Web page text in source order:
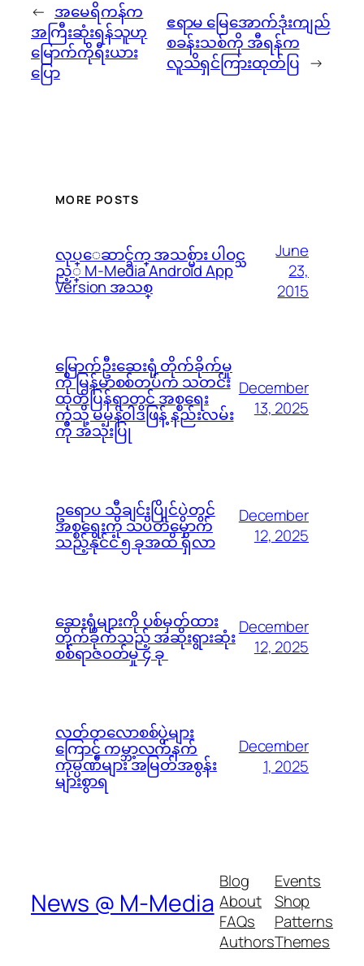
← အမေရိကန်က
အကြီးဆုံးရန်သူဟု
မြောက်ကိုရီးယား
ပြော
ဧရာမ မြေအောက်ဒုံးကျည်
စခန်းသစ်ကို အီရန်က
လူသိရှင်ကြားထုတ်ပြ →
MORE POSTS
လုပ္ေဆာင္ခ်က္ အသစ္မ်ား ပါဝင္သ
ည့္ M-Media Android App
Version အသစ္
June
23,
2015
မြောက်ဦးဆေးရုံ တိုက်ခိုက်မှု
ကို မြန်မာစစ်တပ်က သတင်း
ထုတ်ပြန်ရာတွင် အစ္စရေး
ကဲ့သို့ မမှန်၀ါဒဖြန့် နည်းလမ်း
ကို အသုံးပြု
December
13, 2025
ဥရောပ သီချင်းပြိုင်ပွဲတွင်
အစ္စရေးကို သပိတ်မှောက်
သည့်နိုင်ငံ ၅ ခုအထိ ရှိလာ
December
12, 2025
ဆေးရုံများကို ပစ်မှတ်ထား
တိုက်ခိုက်သည့် အဆိုးရွားဆုံး
စစ်ရာဇ၀တ်မှု ၄ ခု
December
12, 2025
လတ်တလောစစ်ပွဲများ
ကြောင့် ကမ္ဘာ့လက်နက်
ကုမ္ပဏီများ အမြတ်အစွန်း
များစွာရ
December
1, 2025
News @ M-Media
Blog
About
FAQs
Authors
Events
Shop
Patterns
Themes